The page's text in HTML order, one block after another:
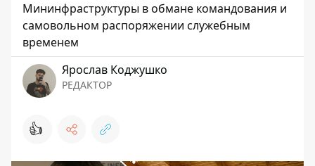
Мининфраструктуры в обмане командования и
самовольном распоряжении служебным
временем
Ярослав Коджушко
РЕДАКТОР
👍